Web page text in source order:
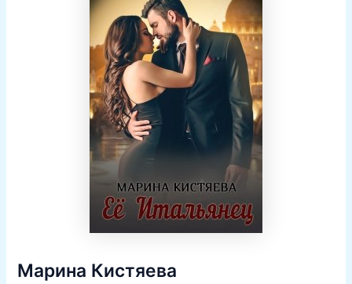
Марина Кистяева